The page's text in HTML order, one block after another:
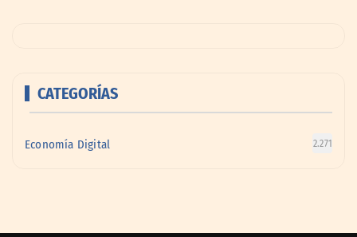
CATEGORÍAS
Economía Digital 2.271